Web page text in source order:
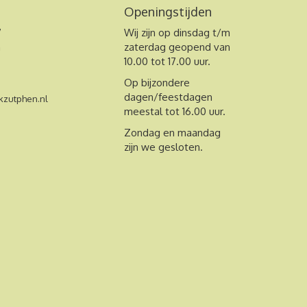
Openingstijden
Wij zijn op dinsdag t/m
zaterdag geopend van
10.00 tot 17.00 uur.
Op bijzondere
dagen/feestdagen
meestal tot 16.00 uur.
Zondag en maandag
zijn we gesloten.